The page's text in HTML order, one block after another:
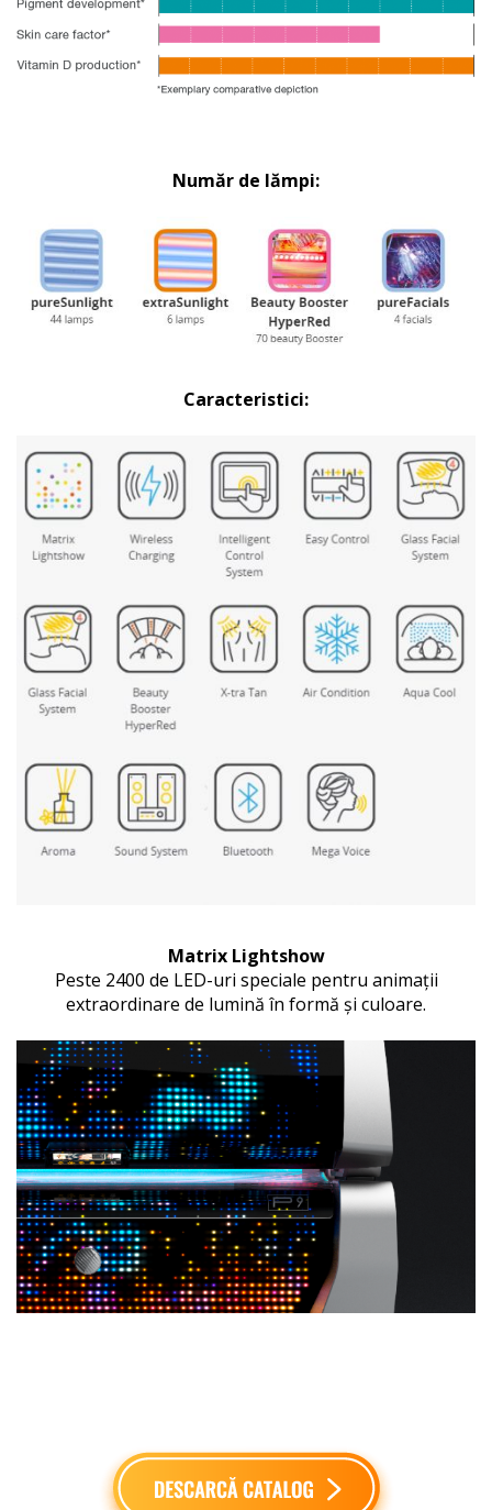
Număr de lămpi:
Caracteristici:
Matrix Lightshow
Peste 2400 de LED-uri speciale pentru animații
extraordinare de lumină în formă și culoare.